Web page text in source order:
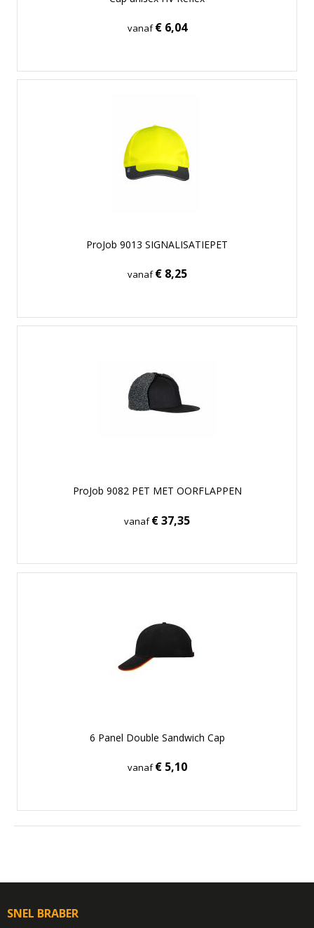
vanaf€ 6,04
ProJob 9013 SIGNALISATIEPET
vanaf€ 8,25
ProJob 9082 PET MET OORFLAPPEN
vanaf€ 37,35
6 Panel Double Sandwich Cap
vanaf€ 5,10
SNEL BRABER